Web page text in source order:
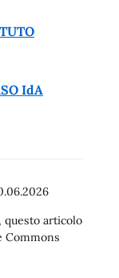
IdA
questo articolo
Commons